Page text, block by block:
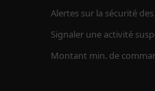
Alertes sur la sécurité
Signaler une activité
Montant min. de